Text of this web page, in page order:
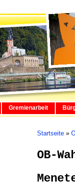
Gremienarbeit
Startseite »
OB-